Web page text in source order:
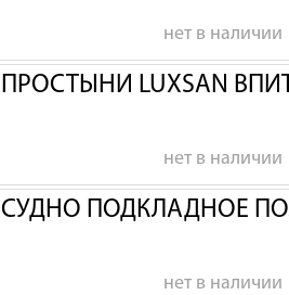
нет в наличии
ПРОСТЫНИ LUXSAN
нет в наличии
СУДНО ПОДКЛАДНОЕ
нет в наличии